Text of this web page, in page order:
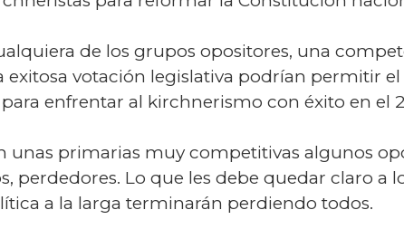
de los grupos opositores, una
exitosa votación legislativa podrían permitir
enfrentar al kirchnerismo con éxito en el
unas primarias muy competitivas algunos
perdedores. Lo que les debe quedar claro a
a la larga terminarán perdiendo todos.